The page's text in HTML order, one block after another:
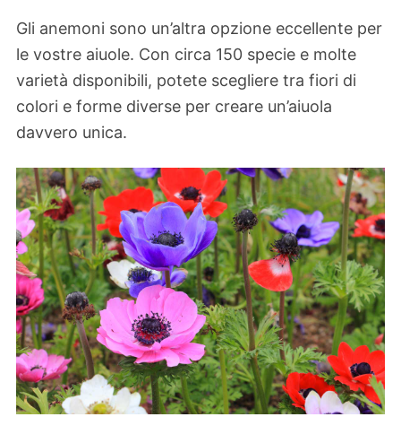
Gli anemoni sono un’altra opzione eccellente per
le vostre aiuole. Con circa 150 specie e molte
varietà disponibili, potete scegliere tra fiori di
colori e forme diverse per creare un’aiuola
davvero unica.